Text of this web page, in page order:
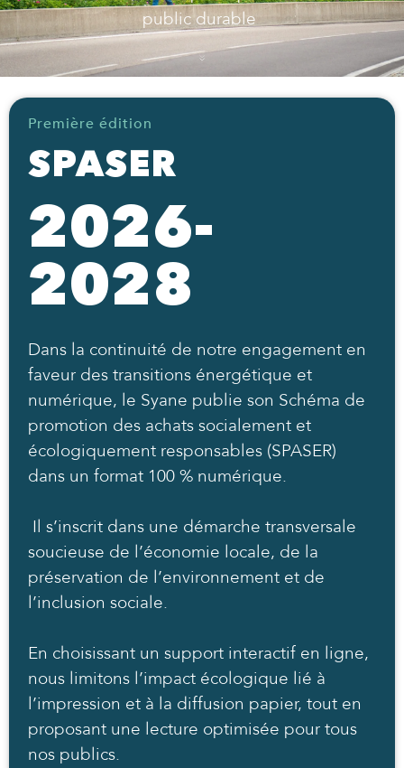
public durable
Première édition
SPASER
2026-
2028
Dans la continuité de notre engagement en
faveur des transitions énergétique et
numérique, le Syane publie son Schéma de
promotion des achats socialement et
écologiquement responsables (SPASER)
dans un format 100 % numérique.
Il s’inscrit dans une démarche transversale
soucieuse de l’économie locale, de la
préservation de l’environnement et de
l’inclusion sociale.
En choisissant un support interactif en ligne,
nous limitons l’impact écologique lié à
l’impression et à la diffusion papier, tout en
proposant une lecture optimisée pour tous
nos publics.